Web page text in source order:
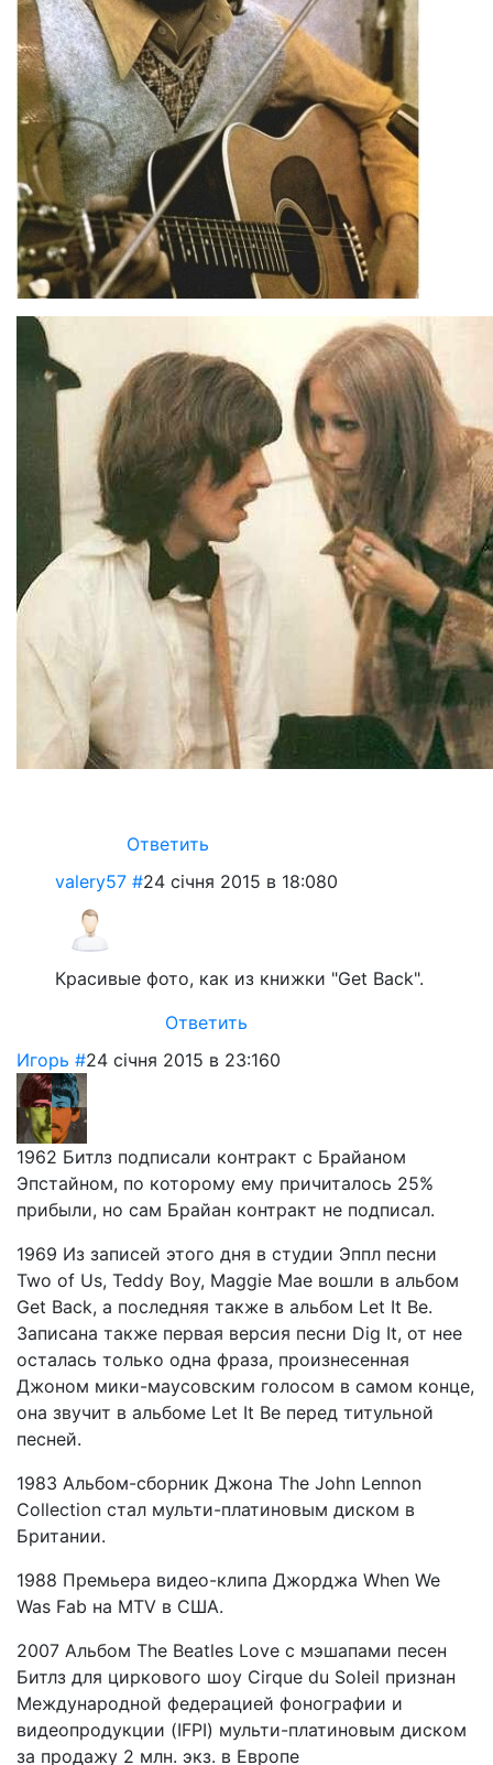
Ответить
valery57 #24 січня 2015 в 18:080
Красивые фото, как из книжки "Get Back".
Ответить
Игорь #24 січня 2015 в 23:160
1962 Битлз подписали контракт с Брайаном
Эпстайном, по которому ему причиталось 25%
прибыли, но сам Брайан контракт не подписал.
1969 Из записей этого дня в студии Эппл песни
Two of Us, Teddy Boy, Maggie Mae вошли в альбом
Get Back, а последняя также в альбом Let It Be.
Записана также первая версия песни Dig It, от нее
осталась только одна фраза, произнесенная
Джоном мики-маусовским голосом в самом конце,
она звучит в альбоме Let It Be перед титульной
песней.
1983 Альбом-сборник Джона The John Lennon
Collection стал мульти-платиновым диском в
Британии.
1988 Премьера видео-клипа Джорджа When We
Was Fab на MTV в США.
2007 Альбом The Beatles Love c мэшапами песен
Битлз для циркового шоу Cirque du Soleil признан
Международной федерацией фонографии и
видеопродукции (IFPI) мульти-платиновым диском
за продажу 2 млн. экз. в Европе